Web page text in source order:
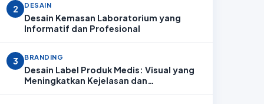
2 DESAIN
Desain Kemasan Laboratorium yang
Informatif dan Profesional
3 BRANDING
Desain Label Produk Medis: Visual yang
Meningkatkan Kejelasan dan